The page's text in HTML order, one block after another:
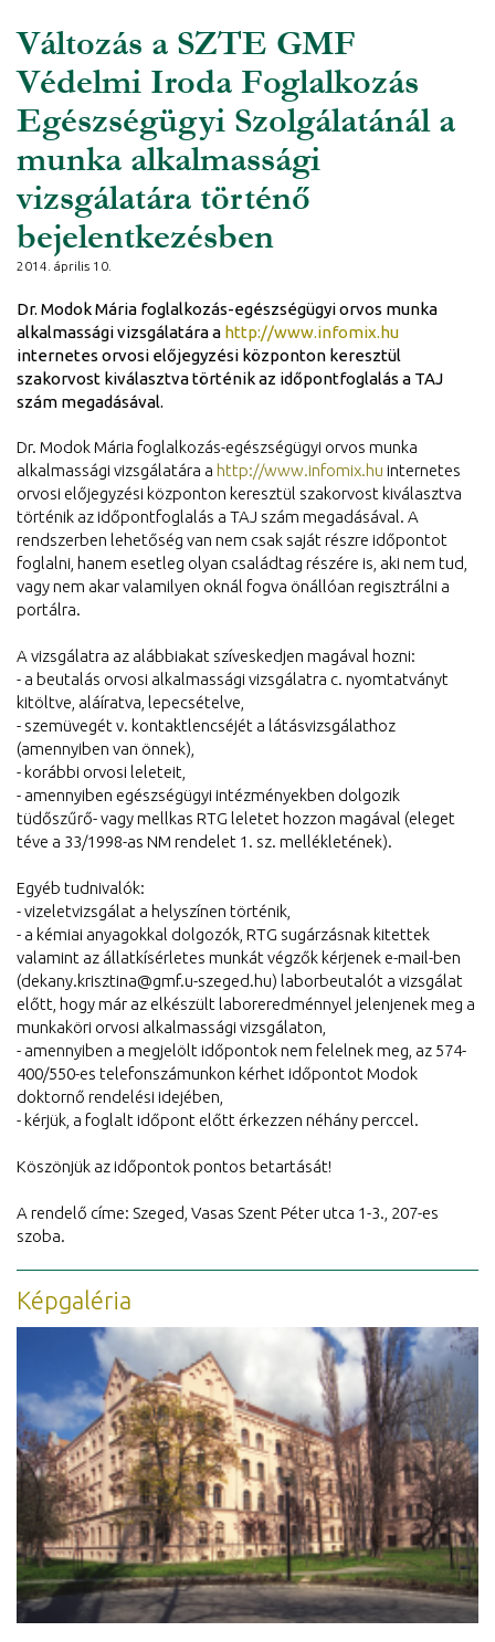
Változás a SZTE GMF
Védelmi Iroda Foglalkozás
Egészségügyi Szolgálatánál a
munka alkalmassági
vizsgálatára történő
bejelentkezésben
2014. április 10.
Dr. Modok Mária foglalkozás-egészségügyi orvos munka
alkalmassági vizsgálatára a http://www.infomix.hu
internetes orvosi előjegyzési központon keresztül
szakorvost kiválasztva történik az időpontfoglalás a TAJ
szám megadásával.
Dr. Modok Mária foglalkozás-egészségügyi orvos munka
alkalmassági vizsgálatára a http://www.infomix.hu internetes
orvosi előjegyzési központon keresztül szakorvost kiválasztva
történik az időpontfoglalás a TAJ szám megadásával. A
rendszerben lehetőség van nem csak saját részre időpontot
foglalni, hanem esetleg olyan családtag részére is, aki nem tud,
vagy nem akar valamilyen oknál fogva önállóan regisztrálni a
portálra.
A vizsgálatra az alábbiakat szíveskedjen magával hozni:
- a beutalás orvosi alkalmassági vizsgálatra c. nyomtatványt
kitöltve, aláíratva, lepecsételve,
- szemüvegét v. kontaktlencséjét a látásvizsgálathoz
(amennyiben van önnek),
- korábbi orvosi leleteit,
- amennyiben egészségügyi intézményekben dolgozik
tüdőszűrő- vagy mellkas RTG leletet hozzon magával (eleget
téve a 33/1998-as NM rendelet 1. sz. mellékletének).
Egyéb tudnivalók:
- vizeletvizsgálat a helyszínen történik,
- a kémiai anyagokkal dolgozók, RTG sugárzásnak kitettek
valamint az állatkísérletes munkát végzők kérjenek e-mail-ben
(dekany.krisztina@gmf.u-szeged.hu) laborbeutalót a vizsgálat
előtt, hogy már az elkészült laboreredménnyel jelenjenek meg a
munkaköri orvosi alkalmassági vizsgálaton,
- amennyiben a megjelölt időpontok nem felelnek meg, az 574-
400/550-es telefonszámunkon kérhet időpontot Modok
doktornő rendelési idejében,
- kérjük, a foglalt időpont előtt érkezzen néhány perccel.
Köszönjük az időpontok pontos betartását!
A rendelő címe: Szeged, Vasas Szent Péter utca 1-3., 207-es
szoba.
Képgaléria